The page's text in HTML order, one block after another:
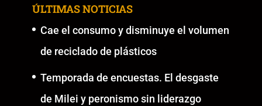
ÚLTIMAS NOTICIAS
Cae el consumo y disminuye el volumen
de reciclado de plásticos
Temporada de encuestas. El desgaste
de Milei y peronismo sin liderazgo